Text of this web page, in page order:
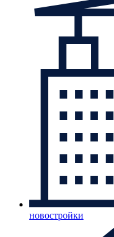
новостройки